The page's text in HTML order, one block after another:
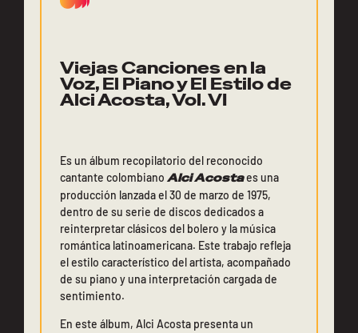
Viejas Canciones en la
Voz, El Piano y El Estilo de
Alci Acosta, Vol. VI
Es un álbum recopilatorio del reconocido
cantante colombiano Alci Acostaes una
producción lanzada el 30 de marzo de 1975,
dentro de su serie de discos dedicados a
reinterpretar clásicos del bolero y la música
romántica latinoamericana. Este trabajo refleja
el estilo característico del artista, acompañado
de su piano y una interpretación cargada de
sentimiento.
En este álbum, Alci Acosta presenta un